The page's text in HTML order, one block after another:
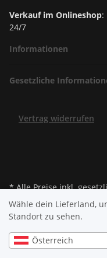
Wähle dein Lieferland,
Standort zu sehen.
Österreich
Verkauf im Onlineshop:
24/7
Informationen
Gesetzliche
Vertrag widerrufen
* Alle Preise inkl.
©